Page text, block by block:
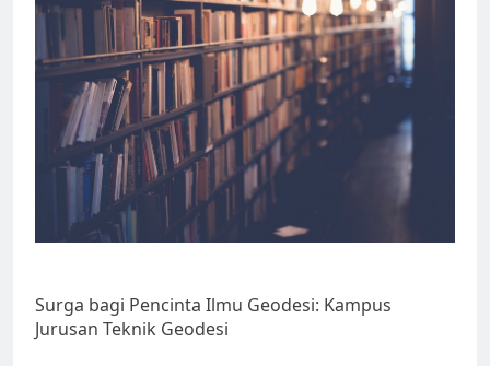
Surga bagi Pencinta Ilmu Geodesi: Kampus
Jurusan Teknik Geodesi